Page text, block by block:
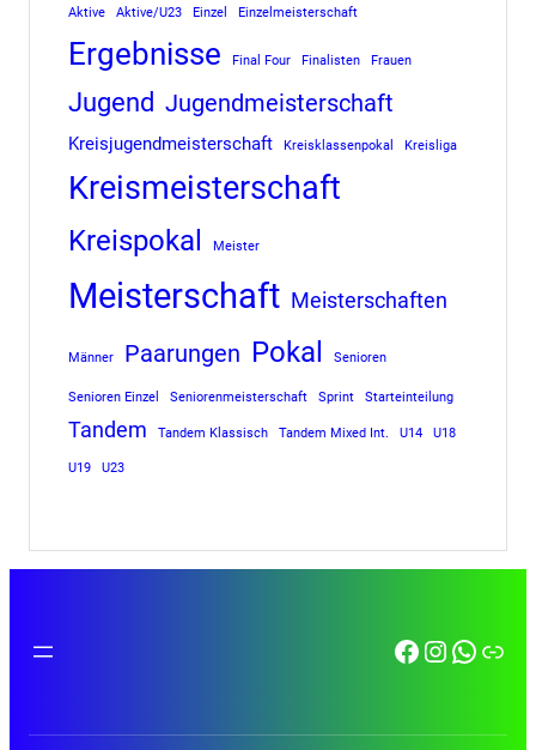
Aktive Aktive/U23 Einzel Einzelmeisterschaft
Ergebnisse Final Four Finalisten Frauen
Jugend Jugendmeisterschaft
Kreisjugendmeisterschaft Kreisklassenpokal Kreisliga
Kreismeisterschaft
Kreispokal Meister
Meisterschaft Meisterschaften
Männer Paarungen Pokal Senioren
Senioren Einzel Seniorenmeisterschaft Sprint Starteinteilung
Tandem Tandem Klassisch Tandem Mixed Int. U14 U18
U19 U23
Facebook
Link